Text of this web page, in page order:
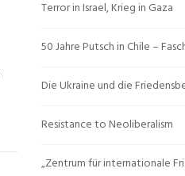
Terror in Israel, Krieg in Gaza
50 Jahre Putsch in Chile –
Die Ukraine und die
Resistance to Neoliberalism
„Zentrum für internationale